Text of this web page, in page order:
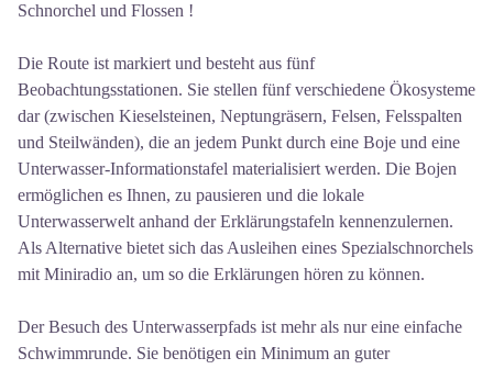
Schnorchel und Flossen !
Die Route ist markiert und besteht aus fünf
Beobachtungsstationen. Sie stellen fünf verschiedene Ökosysteme
dar (zwischen Kieselsteinen, Neptungräsern, Felsen, Felsspalten
und Steilwänden), die an jedem Punkt durch eine Boje und eine
Unterwasser-Informationstafel materialisiert werden. Die Bojen
ermöglichen es Ihnen, zu pausieren und die lokale
Unterwasserwelt anhand der Erklärungstafeln kennenzulernen.
Als Alternative bietet sich das Ausleihen eines Spezialschnorchels
mit Miniradio an, um so die Erklärungen hören zu können.
Der Besuch des Unterwasserpfads ist mehr als nur eine einfache
Schwimmrunde. Sie benötigen ein Minimum an guter